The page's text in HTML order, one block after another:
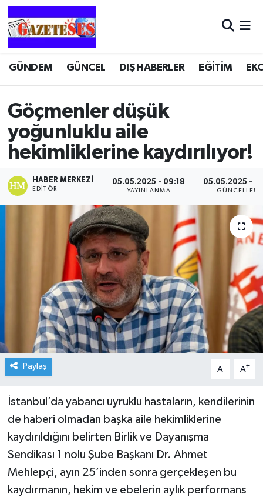
GÜNDEM GÜNCEL DIŞ HABERLER EĞİTİM
Göçmenler düşük
yoğunluklu aile
hekimliklerine kaydırılıyor!
HABER MERKEZI
EDITÖR
05.05.2025 - 09:18
YAYINLANMA
05.05.2025 -
Paylaş A- A+
İstanbul’da yabancı uyruklu hastaların, kendilerinin
de haberi olmadan başka aile hekimliklerine
kaydırıldığını belirten Birlik ve Dayanışma
Sendikası 1 nolu Şube Başkanı Dr. Ahmet
Mehlepçi, ayın 25’inden sonra gerçekleşen bu
kaydırmanın, hekim ve ebelerin aylık performans